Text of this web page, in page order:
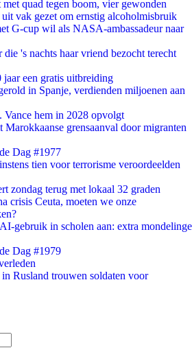
quad tegen boom, vier gewonden
vak gezet om ernstig alcoholmisbruik
G-cup wil als NASA-ambassadeur naar
die 's nachts haar vriend bezocht terecht
een gratis uitbreiding
in Spanje, verdienden miljoenen aan
hem in 2028 opvolgt
Marokkaanse grensaanval door migranten
Dag #1977
tien voor terrorisme veroordeelden
zondag terug met lokaal 32 graden
crisis Ceuta, moeten we onze
gebruik in scholen aan: extra mondelinge
Dag #1979
Rusland trouwen soldaten voor